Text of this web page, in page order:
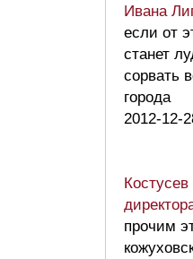
Ивана
если от
станет
сорвать
города
2012-12-
прочим